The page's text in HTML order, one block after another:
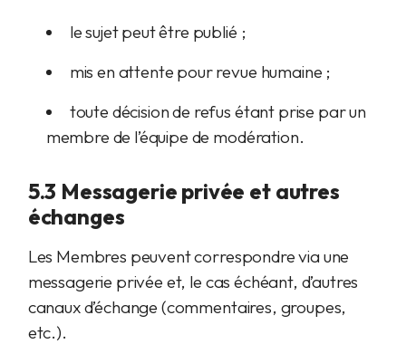
le sujet peut être publié ;
mis en attente pour revue humaine ;
toute décision de refus étant prise par un
membre de l’équipe de modération.
5.3 Messagerie privée et autres
échanges
Les Membres peuvent correspondre via une
messagerie privée et, le cas échéant, d’autres
canaux d’échange (commentaires, groupes,
etc.).